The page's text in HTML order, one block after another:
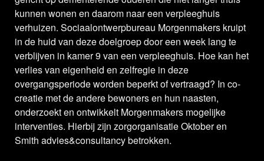
kunnen wonen en daarom naar een verpleeghuis
verhuizen. Sociaalontwerpbureau Morgenmakers kruipt
in de huid van deze doelgroep door een week lang te
verblijven in kamer 9 van een verpleeghuis. Hoe kan het
verlies van eigenheid en zelfregie in deze
overgangsperiode worden beperkt of vertraagd? In co-
creatie met de andere bewoners en hun naasten,
onderzoekt en ontwikkelt Morgenmakers mogelijke
interventies. Hierbij zijn zorgorganisatie Oktober en
Smith advies&consultancy betrokken.